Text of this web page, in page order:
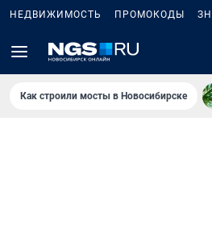
НЕДВИЖИМОСТЬ ПРОМОКОДЫ
Как строили мосты в Новосибирске